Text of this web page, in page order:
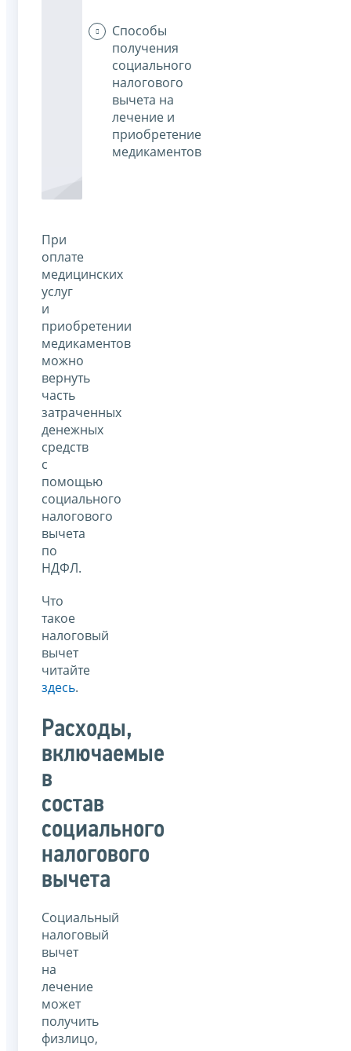
Способы
получения
социального
налогового
вычета на
лечение и
приобретение
медикаментов
При
оплате
медицинских
услуг
и
приобретении
медикаментов
можно
вернуть
часть
затраченных
денежных
средств
с
помощью
социального
налогового
вычета
по
НДФЛ.
Что
такое
налоговый
вычет
читайте
здесь.
Расходы,
включаемые
в
состав
социального
налогового
вычета
Социальный
налоговый
вычет
на
лечение
может
получить
физлицо,